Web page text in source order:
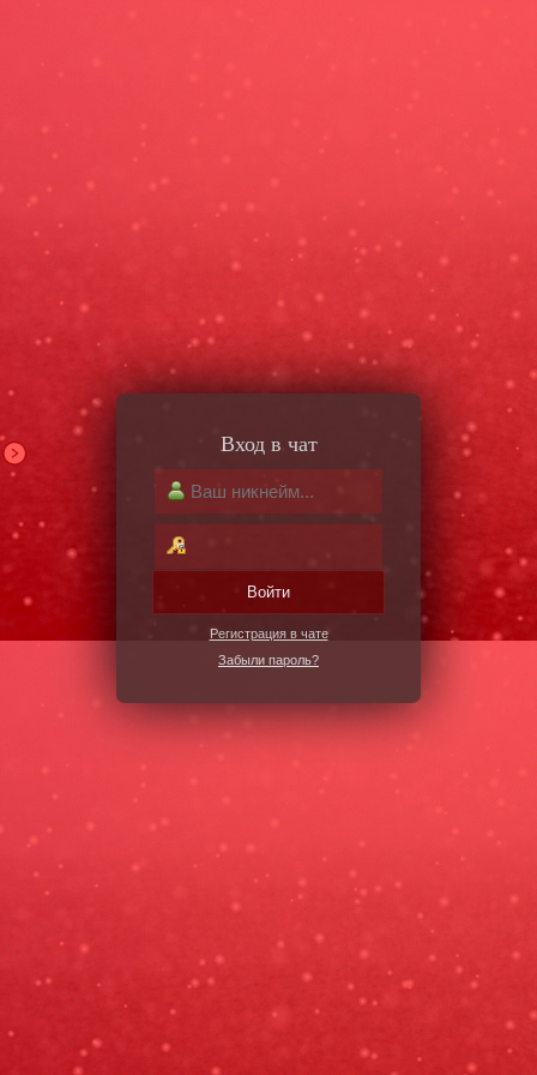
Вход в чат
Войти
Регистрация в чате
Забыли пароль?